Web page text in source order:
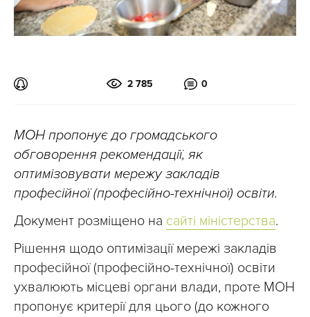
2 785 0
МОН пропонує до громадського
обговорення рекомендації, як
оптимізовувати мережу закладів
професійної (професійно-технічної) освіти.
Документ розміщено на сайті міністерства.
Рішення щодо оптимізації мережі закладів
професійної (професійно-технічної) освіти
ухвалюють місцеві органи влади, проте МОН
пропонує критерії для цього (до кожного